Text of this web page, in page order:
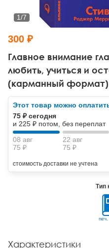
Тревожные расстройства,
Психодрама
Другие направления
Классический,
НЛП
Психология труда и
Социальная психология
Социальная и
Классический и
Главное внимание
любить, учиться и
(карманный формат)
1/7
300 ₽
Этот товар можно
75 ₽ сегодня
и 225 ₽ потом, без переплат
08 авг
75 ₽
22 авг
75 ₽
стоимость доставки не учтена
Тип
печ.
Характеристики